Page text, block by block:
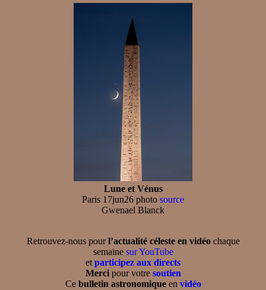
Lune et Vénus
Paris 17jun26 photo source
Gwenael Blanck
Retrouvez-nous pourl’actualité céleste en vidéochaque
semaine sur YouTube
etparticipez aux directs
Mercipour votre soutien
Ce bulletin astronomiqueen vidéo